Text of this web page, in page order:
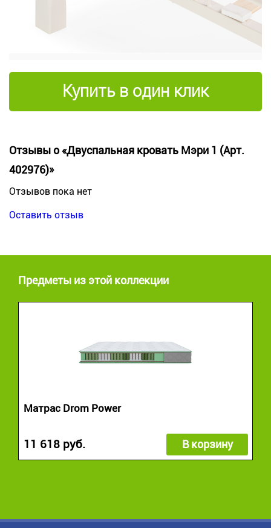
Купить в один клик
Отзывы о «Двуспальная кровать Мэри 1 (Арт.
402976)»
Отзывов пока нет
Оставить отзыв
Предметы из этой коллекции
Матрас Drom Power
11 618 руб. В корзину